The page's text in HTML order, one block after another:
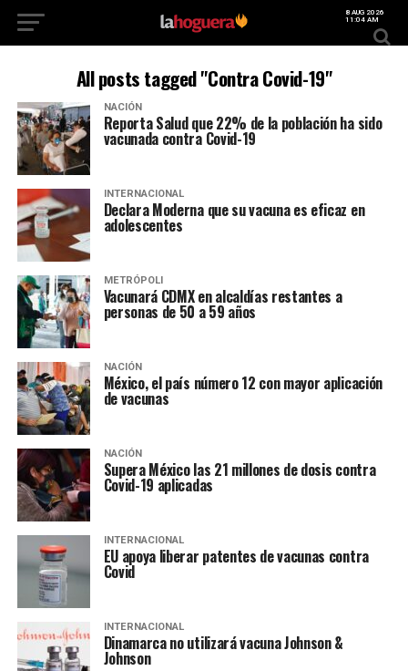
8 AUG 2026
11:04 AM
All posts tagged "Contra Covid-19"
NACIÓN
Reporta Salud que 22% de la población ha sido
vacunada contra Covid-19
INTERNACIONAL
Declara Moderna que su vacuna es eficaz en
adolescentes
METRÓPOLI
Vacunará CDMX en alcaldías restantes a
personas de 50 a 59 años
NACIÓN
México, el país número 12 con mayor aplicación
de vacunas
NACIÓN
Supera México las 21 millones de dosis contra
Covid-19 aplicadas
INTERNACIONAL
EU apoya liberar patentes de vacunas contra
Covid
INTERNACIONAL
Dinamarca no utilizará vacuna Johnson &
Johnson